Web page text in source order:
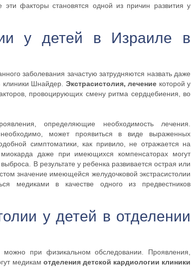
факторы становятся одной из причин развития у
у детей в Израиле в
заболевания зачастую затрудняются назвать даже
клиники Шнайдер. Экстрасистолия, лечение которой у
провоцирующих смену ритма сердцебиения, во
определяющие необходимость лечения.
может проявиться в виде выраженных
симптоматики, как привило, не отражается на
даже при имеющихся компенсаторах могут
В результате у ребенка развивается острая или
значение имеющейся желудочковой экстрасистолии
медиками в качестве одного из предвестников
у детей в отделении
можно при физикальном обследовании. Проявления,
медикам отделения детской кардиологии клиники